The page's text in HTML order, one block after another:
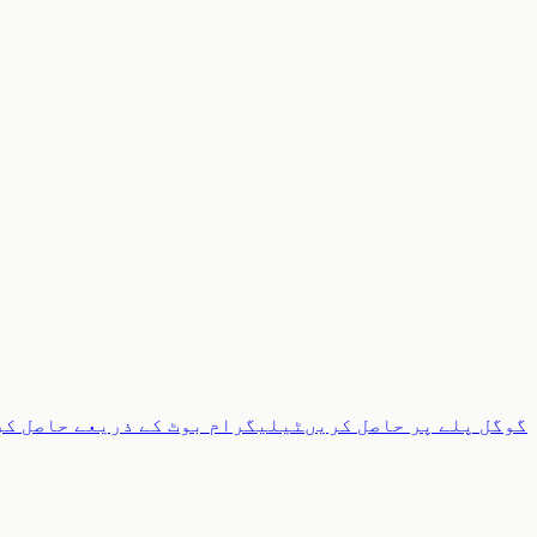
گوگل پلے پر حاصل کریںٹیلیگرام بوٹ کے ذریعے حاصل